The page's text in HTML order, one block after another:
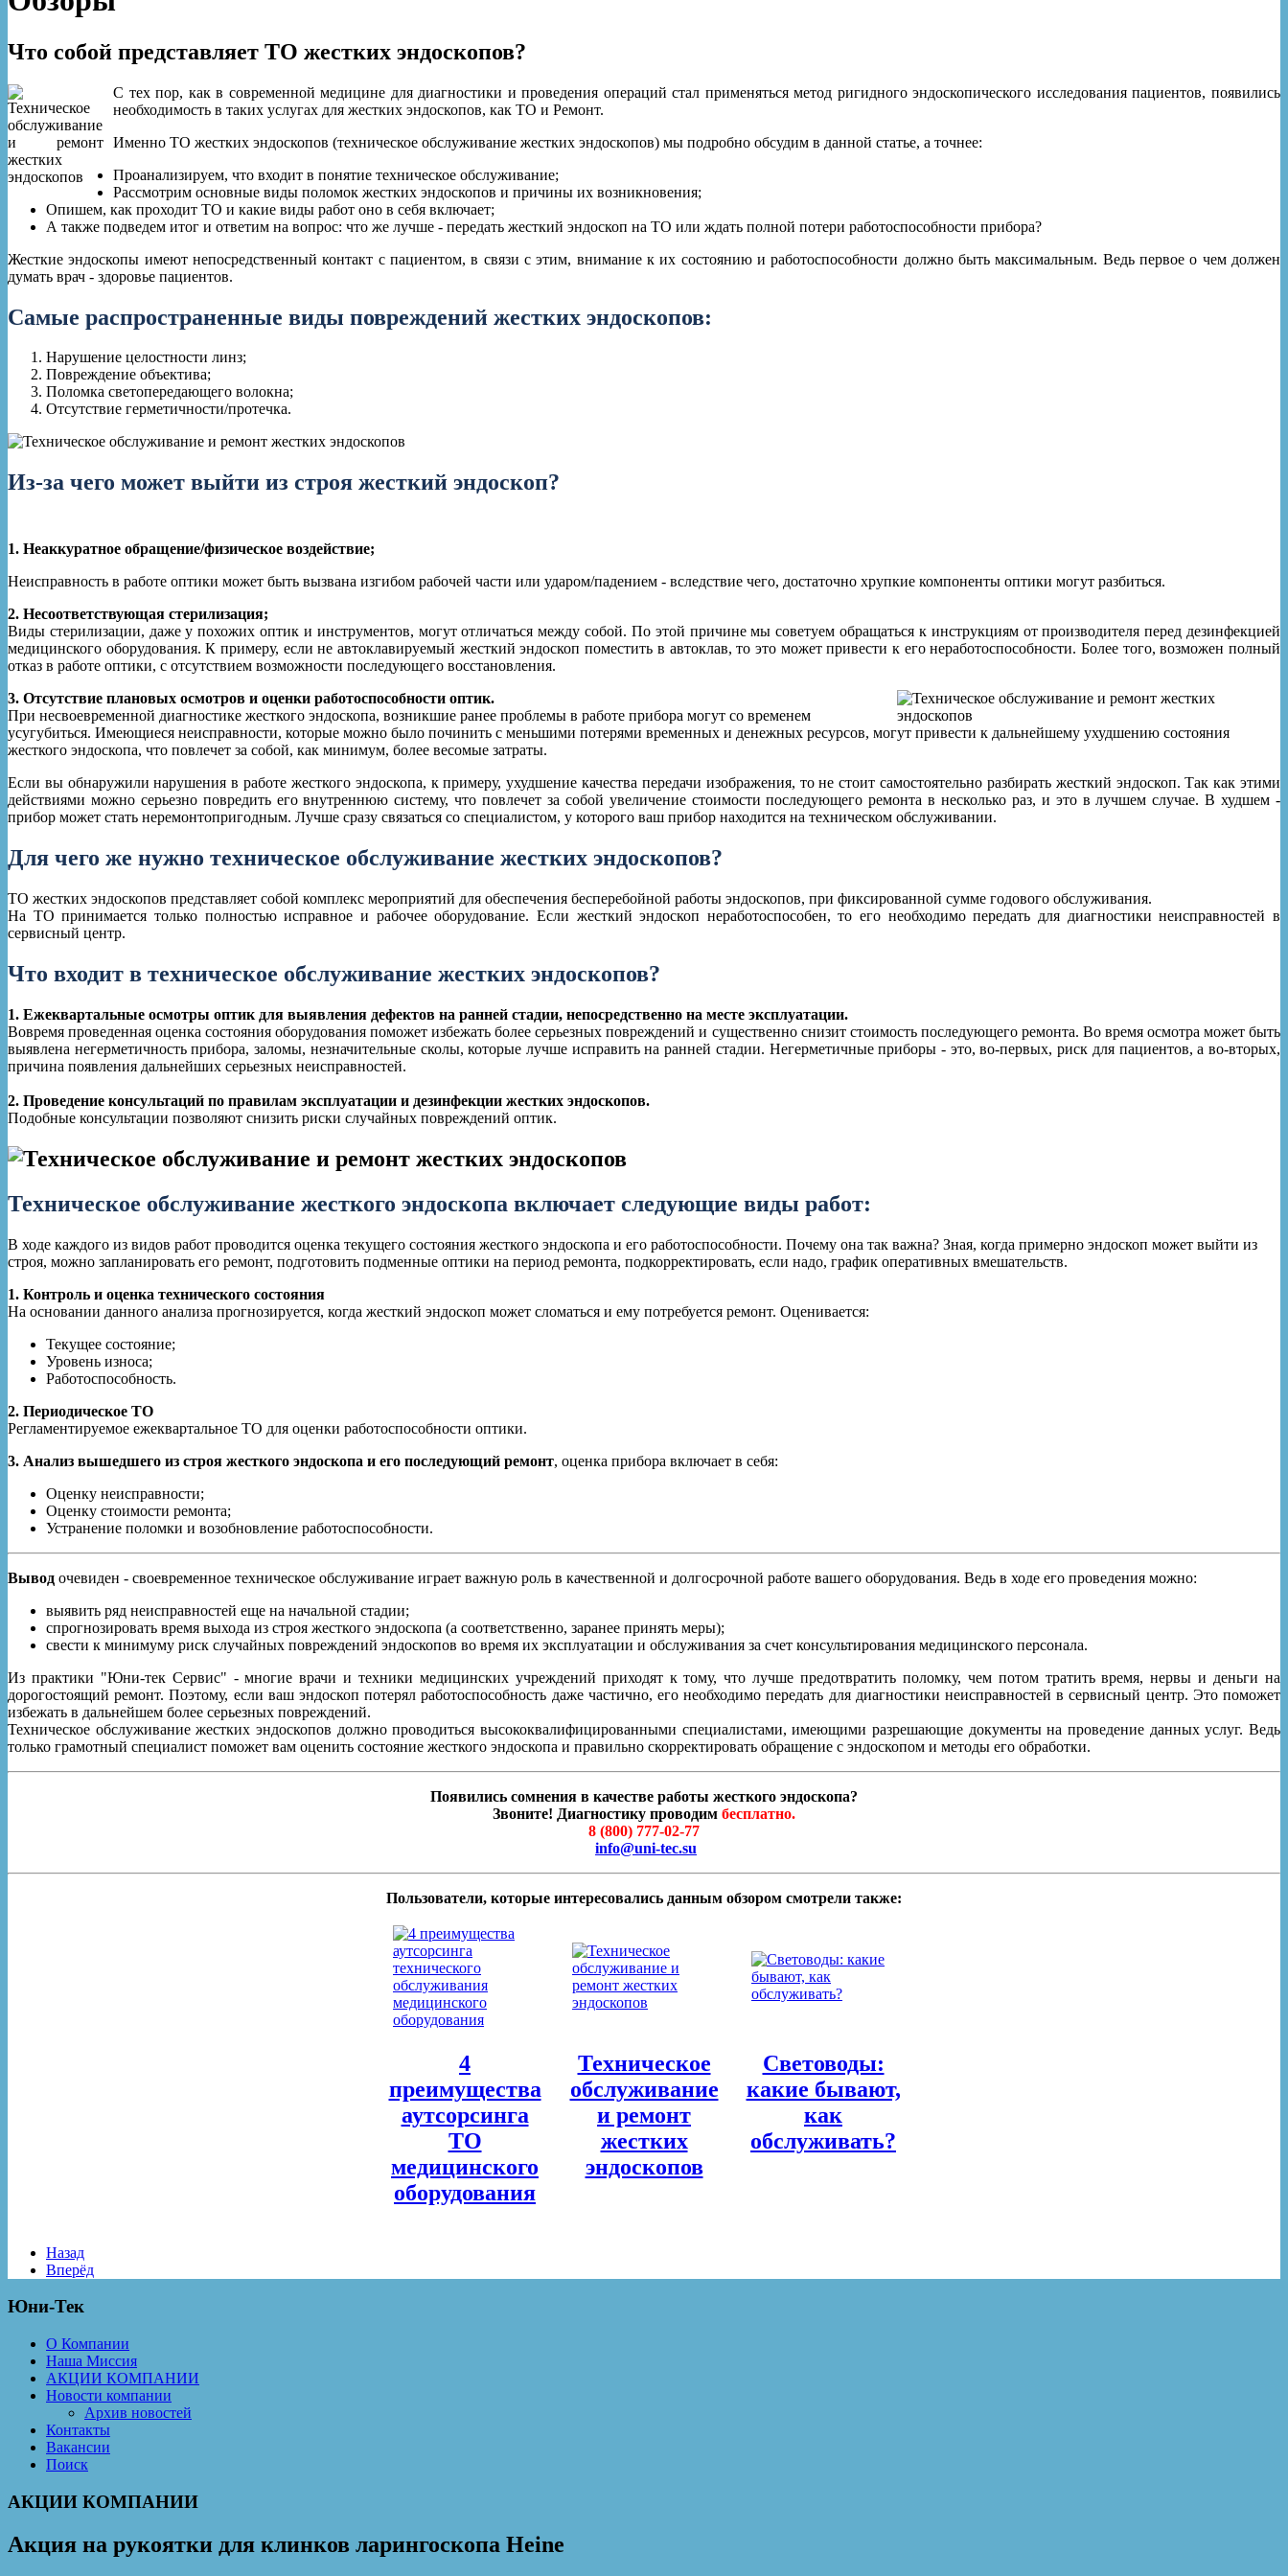
Что собой представляет ТО жестких эндоскопов?
С тех пор, как в современной медицине для диагностики и проведения операций стал применяться метод ригидного эндоскопического исследования пациентов, появились
необходимость в таких услугах для жестких эндоскопов, как ТО и Ремонт.
Именно ТО жестких эндоскопов (техническое обслуживание жестких эндоскопов) мы подробно обсудим в данной статье, а точнее:
Проанализируем, что входит в понятие техническое обслуживание;
Рассмотрим основные виды поломок жестких эндоскопов и причины их возникновения;
Опишем, как проходит ТО и какие виды работ оно в себя включает;
А также подведем итог и ответим на вопрос: что же лучше - передать жесткий эндоскоп на ТО или ждать полной потери работоспособности прибора?
Жесткие эндоскопы имеют непосредственный контакт с пациентом, в связи с этим, внимание к их состоянию и работоспособности должно быть максимальным. Ведь первое о чем должен
думать врач - здоровье пациентов.
Самые распространенные виды повреждений жестких эндоскопов:
Нарушение целостности линз;
Повреждение объектива;
Поломка светопередающего волокна;
Отсутствие герметичности/протечка.
Из-за чего может выйти из строя жесткий эндоскоп?
1. Неаккуратное обращение/физическое воздействие;
Неисправность в работе оптики может быть вызвана изгибом рабочей части или ударом/падением - вследствие чего, достаточно хрупкие компоненты оптики могут разбиться.
2. Несоответствующая стерилизация;
Виды стерилизации, даже у похожих оптик и инструментов, могут отличаться между собой. По этой причине мы советуем обращаться к инструкциям от производителя перед дезинфекцией
медицинского оборудования. К примеру, если не автоклавируемый жесткий эндоскоп поместить в автоклав, то это может привести к его неработоспособности. Более того, возможен полный
отказ в работе оптики, с отсутствием возможности последующего восстановления.
3. Отсутствие плановых осмотров и оценки работоспособности оптик.
При несвоевременной диагностике жесткого эндоскопа, возникшие ранее проблемы в работе прибора могут со временем
усугубиться. Имеющиеся неисправности, которые можно было починить с меньшими потерями временных и денежных ресурсов, могут привести к дальнейшему ухудшению состояния
жесткого эндоскопа, что повлечет за собой, как минимум, более весомые затраты.
Если вы обнаружили нарушения в работе жесткого эндоскопа, к примеру, ухудшение качества передачи изображения, то не стоит самостоятельно разбирать жесткий эндоскоп. Так как этими
действиями можно серьезно повредить его внутреннюю систему, что повлечет за собой увеличение стоимости последующего ремонта в несколько раз, и это в лучшем случае. В худшем -
прибор может стать неремонтопригодным. Лучше сразу связаться со специалистом, у которого ваш прибор находится на техническом обслуживании.
Для чего же нужно техническое обслуживание жестких эндоскопов?
ТО жестких эндоскопов представляет собой комплекс мероприятий для обеспечения бесперебойной работы эндоскопов, при фиксированной сумме годового обслуживания.
На ТО принимается только полностью исправное и рабочее оборудование. Если жесткий эндоскоп неработоспособен, то его необходимо передать для диагностики неисправностей в
сервисный центр.
Что входит в техническое обслуживание жестких эндоскопов?
1. Ежеквартальные осмотры оптик для выявления дефектов на ранней стадии, непосредственно на месте эксплуатации.
Вовремя проведенная оценка состояния оборудования поможет избежать более серьезных повреждений и существенно снизит стоимость последующего ремонта. Во время осмотра может быть
выявлена негерметичность прибора, заломы, незначительные сколы, которые лучше исправить на ранней стадии. Негерметичные приборы - это, во-первых, риск для пациентов, а во-вторых,
причина появления дальнейших серьезных неисправностей.
2. Проведение консультаций по правилам эксплуатации и дезинфекции жестких эндоскопов.
Подобные консультации позволяют снизить риски случайных повреждений оптик.
Техническое обслуживание жесткого эндоскопа включает следующие виды работ:
В ходе каждого из видов работ проводится оценка текущего состояния жесткого эндоскопа и его работоспособности. Почему она так важна? Зная, когда примерно эндоскоп может выйти из
строя, можно запланировать его ремонт, подготовить подменные оптики на период ремонта, подкорректировать, если надо, график оперативных вмешательств.
1. Контроль и оценка технического состояния
На основании данного анализа прогнозируется, когда жесткий эндоскоп может сломаться и ему потребуется ремонт. Оценивается:
Текущее состояние;
Уровень износа;
Работоспособность.
2. Периодическое ТО
Регламентируемое ежеквартальное ТО для оценки работоспособности оптики.
3. Анализ вышедшего из строя жесткого эндоскопа и его последующий ремонт, оценка прибора включает в себя:
Оценку неисправности;
Оценку стоимости ремонта;
Устранение поломки и возобновление работоспособности.
Вывод очевиден - своевременное техническое обслуживание играет важную роль в качественной и долгосрочной работе вашего оборудования. Ведь в ходе его проведения можно:
выявить ряд неисправностей еще на начальной стадии;
спрогнозировать время выхода из строя жесткого эндоскопа (а соответственно, заранее принять меры);
свести к минимуму риск случайных повреждений эндоскопов во время их эксплуатации и обслуживания за счет консультирования медицинского персонала.
Из практики "Юни-тек Сервис" - многие врачи и техники медицинских учреждений приходят к тому, что лучше предотвратить поломку, чем потом тратить время, нервы и деньги на
дорогостоящий ремонт. Поэтому, если ваш эндоскоп потерял работоспособность даже частично, его необходимо передать для диагностики неисправностей в сервисный центр. Это поможет
избежать в дальнейшем более серьезных повреждений.
Техническое обслуживание жестких эндоскопов должно проводиться высококвалифицированными специалистами, имеющими разрешающие документы на проведение данных услуг. Ведь
только грамотный специалист поможет вам оценить состояние жесткого эндоскопа и правильно скорректировать обращение с эндоскопом и методы его обработки.
Появились сомнения в качестве работы жесткого эндоскопа?
Звоните! Диагностику проводим бесплатно.
8 (800) 777-02-77
info@uni-tec.su
Пользователи, которые интересовались данным обзором смотрели также:
4
преимущества
аутсорсинга
ТО
медицинского
оборудования
Техническое
обслуживание
и ремонт
жестких
эндоскопов
Световоды:
какие бывают,
как
обслуживать?
Назад
Вперёд
Юни-Тек
О Компании
Наша Миссия
АКЦИИ КОМПАНИИ
Новости компании
Архив новостей
Контакты
Вакансии
Поиск
АКЦИИ КОМПАНИИ
Акция на рукоятки для клинков ларингоскопа Heine